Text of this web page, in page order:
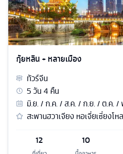
กุ้ยหลิน + หลายเมือง
ทัวร์จีน
5วัน4 คืน
มิ.ย. / ก.ค. / ส.ค. / ก.ย. / ต.ค. /
สะพานฮวาเจียง หอเจี่ยเซี่ยงโ
12
10